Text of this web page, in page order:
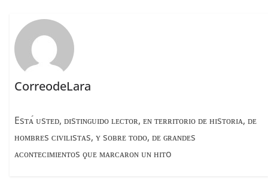
o
k
CorreodeLara
Esᴛᴀ́ ᴜsᴛᴇᴅ, ᴅɪsᴛɪɴɢᴜɪᴅᴏ ʟᴇᴄᴛᴏʀ, ᴇɴ ᴛᴇʀʀɪᴛᴏʀɪᴏ ᴅᴇ ʜɪsᴛᴏʀɪᴀ, ᴅᴇ
ʜᴏᴍʙʀᴇs ᴄɪᴠɪʟɪsᴛᴀs, ʏ sᴏʙʀᴇ ᴛᴏᴅᴏ, ᴅᴇ ɢʀᴀɴᴅᴇs
ᴀᴄᴏɴᴛᴇᴄɪᴍɪᴇɴᴛᴏs ϙᴜᴇ ᴍᴀʀᴄᴀʀᴏɴ ᴜɴ ʜɪᴛo